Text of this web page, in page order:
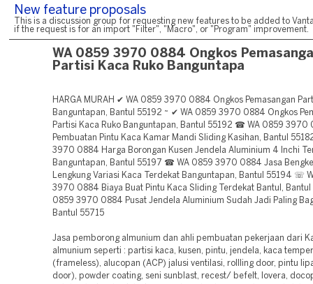
New feature proposals
This is a discussion group for requesting new features to be added to
if the request is for an import "Filter", "Macro", or "Program" improvement.
WA 0859 3970 0884 Ongkos
Partisi Kaca Ruko Banguntapa
HARGA MURAH ✔ WA 0859 3970 0884 Ongkos Pemasangan
Banguntapan, Bantul 55192 ~ ✔ WA 0859 3970 0884 Ongkos
Partisi Kaca Ruko Banguntapan, Bantul 55192 ☎ WA 0859 3970
Pembuatan Pintu Kaca Kamar Mandi Sliding Kasihan, Bantul
3970 0884 Harga Borongan Kusen Jendela Aluminium 4 Inchi
Banguntapan, Bantul 55197 ☎ WA 0859 3970 0884 Jasa
Lengkung Variasi Kaca Terdekat Banguntapan, Bantul 55194 ☏
3970 0884 Biaya Buat Pintu Kaca Sliding Terdekat Bantul,
0859 3970 0884 Pusat Jendela Aluminium Sudah Jadi Paling
Bantul 55715
Jasa pemborong almunium dan ahli pembuatan pekerjaan dari
almunium seperti : partisi kaca, kusen, pintu, jendela, kaca
(frameless), alucopan (ACP) jalusi ventilasi, rollling door, pintu
door), powder coating, seni sunblast, recest/ befelt, lovera,